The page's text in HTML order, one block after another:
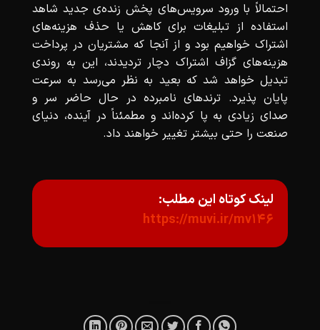
احتمالاً با ورود سرویس‌های پخش زنده‌ی جدید شاهد
استفاده از تبلیغات برای کاهش یا حذف هزینه‌های
اشتراک خواهیم بود و از آنجا که مشتریان در پرداخت
هزینه‌های گزاف اشتراک دچار تردیدند، این به روندی
تبدیل خواهد شد که بعید به نظر می‌رسد به سرعت
پایان پذیرد. ترندهای نامبرده در حال حاضر سر و
صدای زیادی به پا کرده‌اند و مطمئناً در آینده، دنیای
صنعت را حتی بیشتر تغییر خواهند داد.
لینک کوتاه این مطلب:
https://muvi.ir/mv146